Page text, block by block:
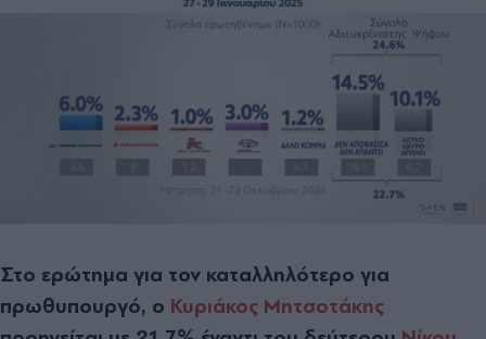
Στο ερώτημα για τον καταλληλότερο για
πρωθυπουργό, ο Κυριάκος Μητσοτάκης